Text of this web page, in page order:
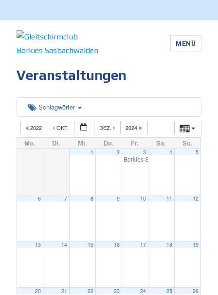
Gleitschirmclub Borkies
Sasbachwalden
MENÜ
Veranstaltungen
Schlagwörter
2022 OKT. DEZ. 2024
Mo. Di. Mi. Do. Fr. Sa. So.
1 2 3
Borkies Stammtisch November
4 5
6 7 8 9 10 11 12
13 14 15 16 17 18 19
20 21 22 23 24 25 26